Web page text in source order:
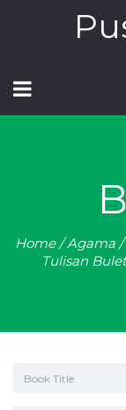
Home/Agama/
Tulisan